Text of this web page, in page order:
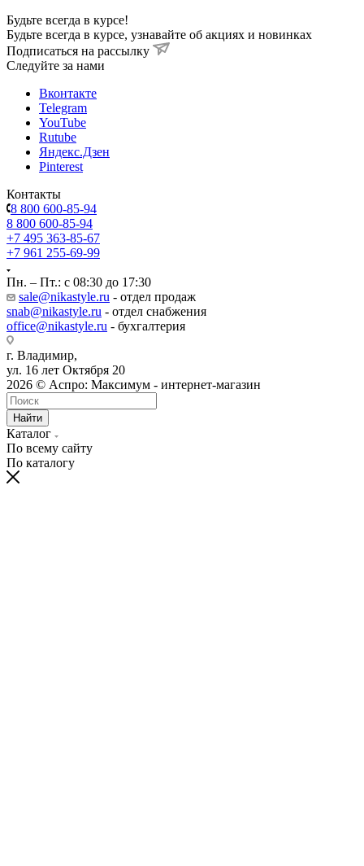
Будьте всегда в курсе!
Будьте всегда в курсе, узнавайте об акциях и новинках
Подписаться на рассылку
Cледуйте за нами
Вконтакте
Telegram
YouTube
Rutube
Яндекс.Дзен
Pinterest
Контакты
8 800 600-85-94
8 800 600-85-94
+7 495 363-85-67
+7 961 255-69-99
Пн. – Пт.: с 08:30 до 17:30
sale@nikastyle.ru - отдел продаж
snab@nikastyle.ru - отдел снабжения
office@nikastyle.ru - бухгалтерия
г. Владимир,
ул. 16 лет Октября 20
2026 © Аспро: Максимум - интернет-магазин
Найти
Каталог
По всему сайту
По каталогу